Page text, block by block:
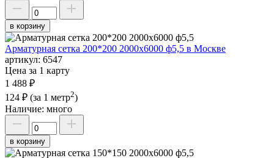
в корзину
Арматурная сетка 200*200 2000х6000 ф5,5 в Москве
артикул: 6547
Цена за 1 карту
1 488 ₽
124 ₽ (за 1 метр2)
Наличие: много
в корзину